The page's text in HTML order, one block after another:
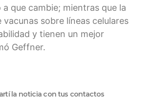
que cambie; mientras que la
sobre líneas celulares
y tienen un mejor
Geffner.
la noticia con tus contactos